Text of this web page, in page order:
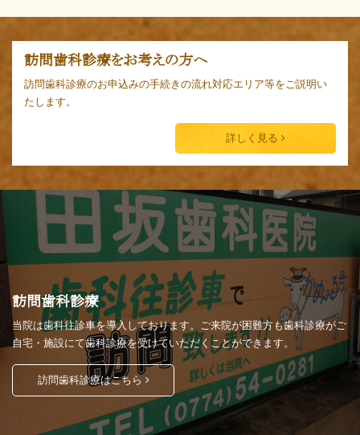
訪問歯科診療をお考えの方へ
訪問歯科診療のお申込みの手続きの流れ対応エリア等をご説明い
たします。
詳しく見る
訪問歯科診療
当院は歯科往診車を導入しております。ご来院が困難方も歯科診療がご
自宅・施設にて歯科診療を受けていただくことができます。
訪問歯科診療はこちら